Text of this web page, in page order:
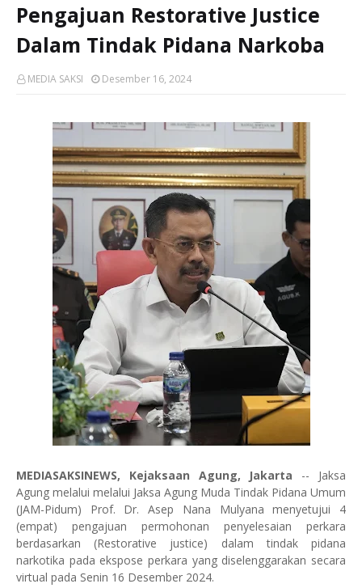
Pengajuan Restorative Justice
Dalam Tindak Pidana Narkoba
MEDIA SAKSI Desember 16, 2024
MEDIASAKSINEWS, Kejaksaan Agung, Jakarta -- Jaksa
Agung melalui melalui Jaksa Agung Muda Tindak Pidana Umum
(JAM-Pidum) Prof. Dr. Asep Nana Mulyana menyetujui 4
(empat) pengajuan permohonan penyelesaian perkara
berdasarkan (Restorative justice) dalam tindak pidana
narkotika pada ekspose perkara yang diselenggarakan secara
virtual pada Senin 16 Desember 2024.